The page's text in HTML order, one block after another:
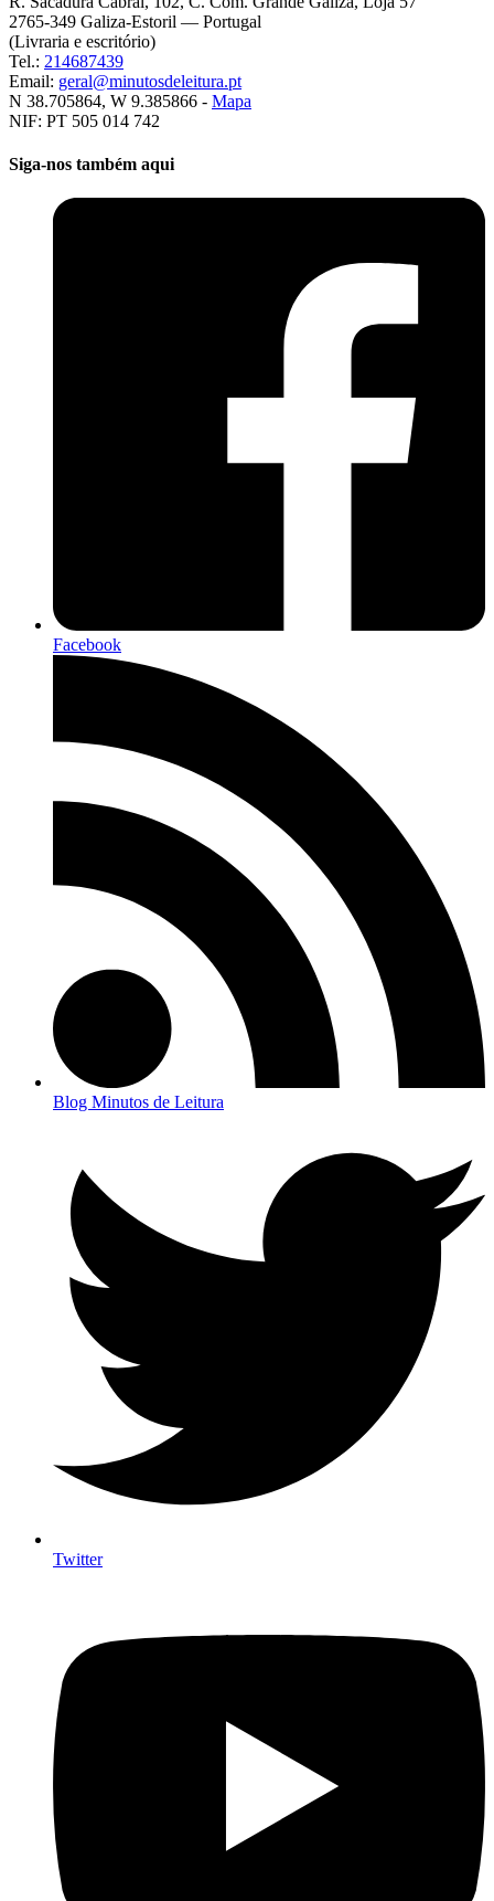
2765-349 Galiza-Estoril — Portugal
(Livraria e escritório)
Tel.: 214687439
Email: geral@minutosdeleitura.pt
N 38.705864, W 9.385866 - Mapa
NIF: PT 505 014 742
Siga-nos também aqui
Facebook
Blog Minutos de Leitura
Twitter